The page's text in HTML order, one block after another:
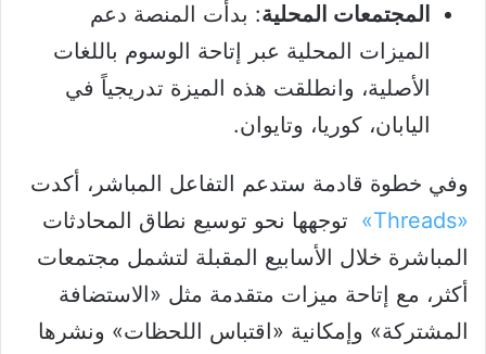
المجتمعات المحلية: بدأت المنصة دعم
الميزات المحلية عبر إتاحة الوسوم باللغات
الأصلية، وانطلقت هذه الميزة تدريجياً في
اليابان، كوريا، وتايوان.
وفي خطوة قادمة ستدعم التفاعل المباشر، أكدت
«Threads»
توجهها نحو توسيع نطاق المحادثات
المباشرة خلال الأسابيع المقبلة لتشمل مجتمعات
أكثر، مع إتاحة ميزات متقدمة مثل «الاستضافة
المشتركة» وإمكانية «اقتباس اللحظات» ونشرها